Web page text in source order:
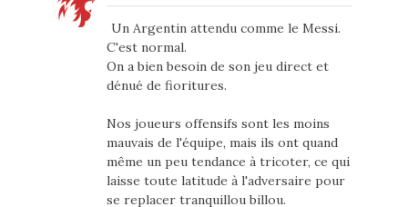
Un Argentin attendu comme le Messi.
C'est normal.
On a bien besoin de son jeu direct et
dénué de fioritures.
Nos joueurs offensifs sont les moins
mauvais de l'équipe, mais ils ont quand
même un peu tendance à tricoter, ce qui
laisse toute latitude à l'adversaire pour
se replacer tranquillou billou.